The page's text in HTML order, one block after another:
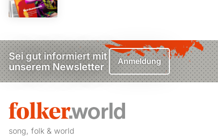
Sei gut informiert mit
unserem Newsletter
Anmeldung
song, folk & world